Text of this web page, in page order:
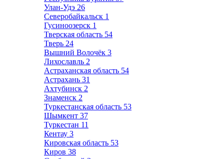
Улан-Удэ 26
Северобайкальск 1
Гусиноозерск 1
Тверская область 54
Тверь 24
Вышний Волочёк 3
Лихославль 2
Астраханская область 54
Астрахань 31
Ахтубинск 2
Знаменск 2
Туркестанская область 53
Шымкент 37
Туркестан 11
Кентау 3
Кировская область 53
Киров 38